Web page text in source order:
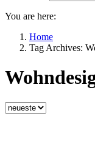
You are here:
Home
Tag Archives: